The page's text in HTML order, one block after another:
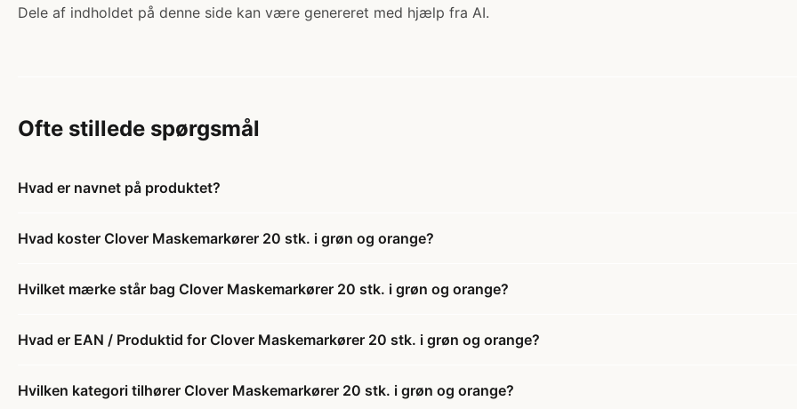
Dele af indholdet på denne side kan være genereret med hjælp fra AI.
Ofte stillede spørgsmål
Hvad er navnet på produktet?
Hvad koster Clover Maskemarkører 20 stk. i grøn og orange?
Hvilket mærke står bag Clover Maskemarkører 20 stk. i grøn og orange?
Hvad er EAN / Produktid for Clover Maskemarkører 20 stk. i grøn og orange?
Hvilken kategori tilhører Clover Maskemarkører 20 stk. i grøn og orange?